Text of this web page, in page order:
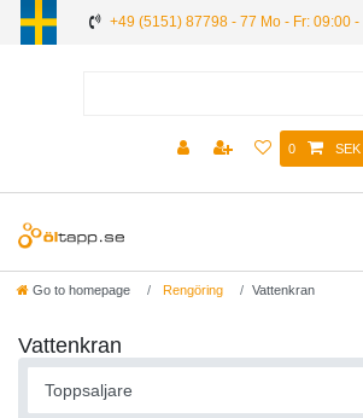
+49 (5151) 87798 - 77 Mo - Fr: 09:00
0
Go to homepage Rengöring Vattenkran
Vattenkran